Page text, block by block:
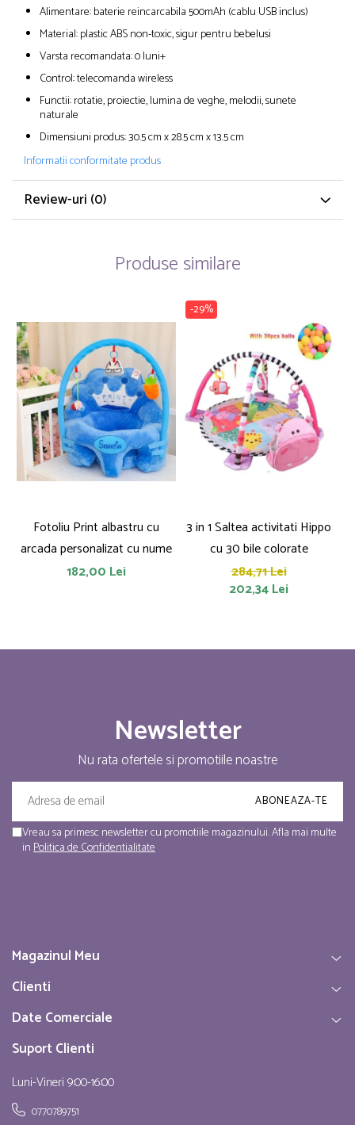
Alimentare: baterie reincarcabila 500mAh (cablu USB inclus)
Material: plastic ABS non-toxic, sigur pentru bebelusi
Varsta recomandata: 0 luni+
Control: telecomanda wireless
Functii: rotatie, proiectie, lumina de veghe, melodii, sunete
naturale
Dimensiuni produs: 30.5 cm x 28.5 cm x 13.5 cm
Informatii conformitate produs
Review-uri (0)
Produse similare
Fotoliu Print albastru cu
arcada personalizat cu nume
182,00 Lei
-29%
3 in 1 Saltea activitati Hippo
cu 30 bile colorate
284,71 Lei
202,34 Lei
Newsletter
Nu rata ofertele si promotiile noastre
Vreau sa primesc newsletter cu promotiile magazinului. Afla mai multe
inPolitica de Confidentialitate
Magazinul Meu
Clienti
Date Comerciale
Suport Clienti
Luni-Vineri 9:00-16:00
0770789751